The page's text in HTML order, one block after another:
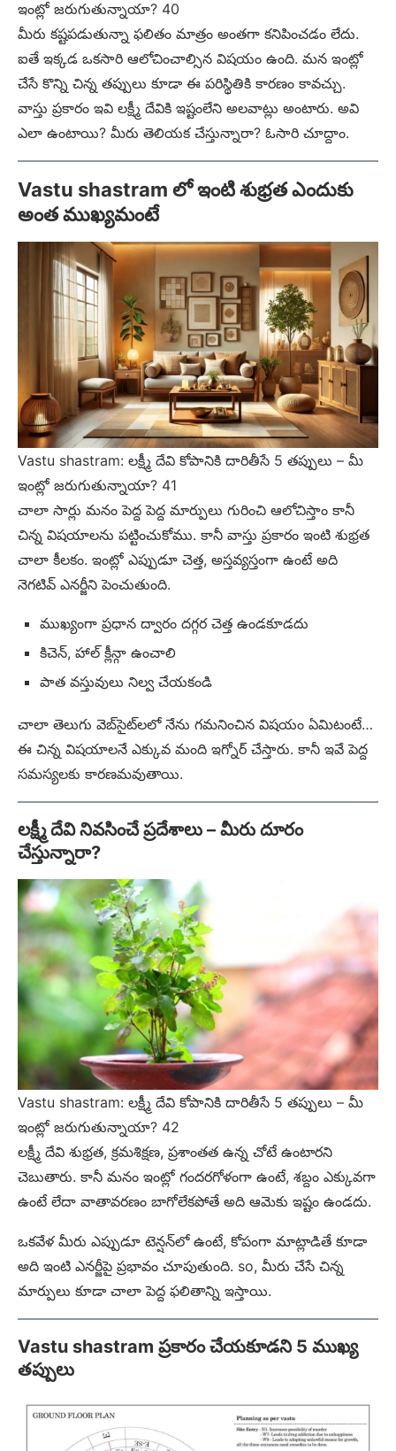
ఇంట్లో జరుగుతున్నాయా? 40
మీరు కష్టపడుతున్నా ఫలితం మాత్రం అంతగా కనిపించడం లేదు.
ఐతే ఇక్కడ ఒకసారి ఆలోచించాల్సిన విషయం ఉంది. మన ఇంట్లో
చేసే కొన్ని చిన్న తప్పులు కూడా ఈ పరిస్థితికి కారణం కావచ్చు.
వాస్తు ప్రకారం ఇవి లక్ష్మీ దేవికి ఇష్టంలేని అలవాట్లు అంటారు. అవి
ఎలా ఉంటాయి? మీరు తెలియక చేస్తున్నారా? ఓసారి చూద్దాం.
Vastu shastram లో ఇంటి శుభ్రత ఎందుకు
అంత ముఖ్యమంటే
Vastu shastram: లక్ష్మీ దేవి కోపానికి దారితీసే 5 తప్పులు – మీ
ఇంట్లో జరుగుతున్నాయా? 41
చాలా సార్లు మనం పెద్ద పెద్ద మార్పులు గురించి ఆలోచిస్తాం కానీ
చిన్న విషయాలను పట్టించుకోము. కానీ వాస్తు ప్రకారం ఇంటి శుభ్రత
చాలా కీలకం. ఇంట్లో ఎప్పుడూ చెత్త, అస్తవ్యస్తంగా ఉంటే అది
నెగటివ్ ఎనర్జీని పెంచుతుంది.
ముఖ్యంగా ప్రధాన ద్వారం దగ్గర చెత్త ఉండకూడదు
కిచెన్, హాల్ క్లీన్గా ఉంచాలి
పాత వస్తువులు నిల్వ చేయకండి
చాలా తెలుగు వెబ్‌సైట్‌లలో నేను గమనించిన విషయం ఏమిటంటే…
ఈ చిన్న విషయాలనే ఎక్కువ మంది ఇగ్నోర్ చేస్తారు. కానీ ఇవే పెద్ద
సమస్యలకు కారణమవుతాయి.
లక్ష్మీ దేవి నివసించే ప్రదేశాలు – మీరు దూరం
చేస్తున్నారా?
Vastu shastram: లక్ష్మీ దేవి కోపానికి దారితీసే 5 తప్పులు – మీ
ఇంట్లో జరుగుతున్నాయా? 42
లక్ష్మీ దేవి శుభ్రత, క్రమశిక్షణ, ప్రశాంతత ఉన్న చోటే ఉంటారని
చెబుతారు. కానీ మనం ఇంట్లో గందరగోళంగా ఉంటే, శబ్దం ఎక్కువగా
ఉంటే లేదా వాతావరణం బాగోలేకపోతే అది ఆమెకు ఇష్టం ఉండదు.
ఒకవేళ మీరు ఎప్పుడూ టెన్షన్‌లో ఉంటే, కోపంగా మాట్లాడితే కూడా
అది ఇంటి ఎనర్జీపై ప్రభావం చూపుతుంది. so, మీరు చేసే చిన్న
మార్పులు కూడా చాలా పెద్ద ఫలితాన్ని ఇస్తాయి.
Vastu shastram ప్రకారం చేయకూడని 5 ముఖ్య
తప్పులు